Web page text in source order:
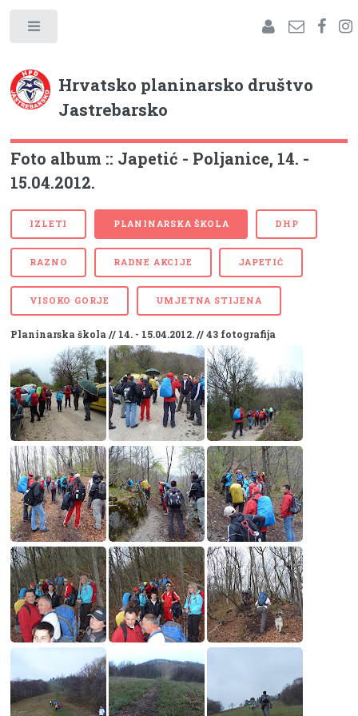
Hrvatsko planinarsko društvo
Jastrebarsko
Foto album :: Japetić - Poljanice, 14. -
15.04.2012.
IZLETI PLANINARSKA ŠKOLA DHP
RAZNO RADNE AKCIJE JAPETIĆ
VISOKO GORJE UMJETNA STIJENA
Planinarska škola // 14. - 15.04.2012. // 43 fotografija